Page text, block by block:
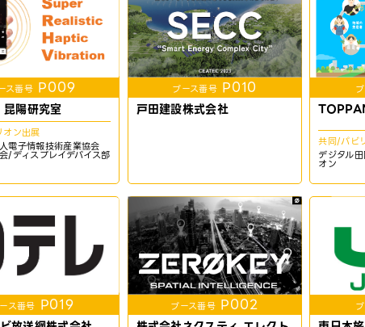
ス番号P009
陽研究室
ン出展
電子情報技術産業協会
/ディスプレイデバイス部
ブース番号P010
戸田建設株式会社
共同/パビ
デジタル
オン
ス番号 P019 ブース番号P002